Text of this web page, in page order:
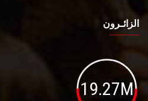
الزائـرون
19.27M